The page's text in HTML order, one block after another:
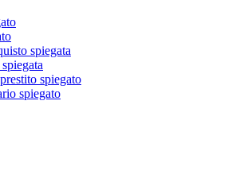
spiegata
spiegato
spiegato